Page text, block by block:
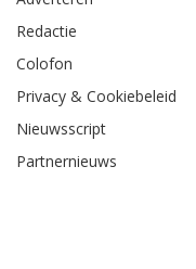
Redactie
Colofon
Privacy & Cookiebeleid
Nieuwsscript
Partnernieuws